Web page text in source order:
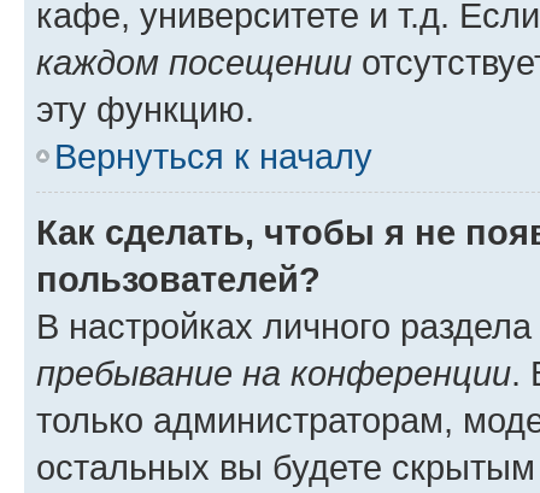
кафе, университете и т.д.
каждом посещении
эту функцию.
Вернуться к началу
Как сделать, чтобы я не
пользователей?
В настройках личного
пребывание на конференции.
только администраторам,
остальных вы будете